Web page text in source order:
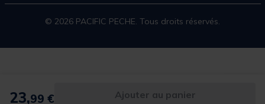
23,99 € Ajouter au panier
© 2026 PACIFIC PECHE. Tous droits réservés.